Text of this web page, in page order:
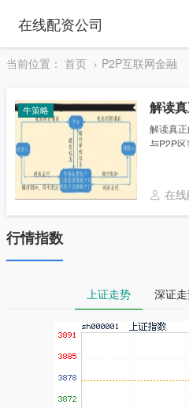
在线配资公司
当前位置： 首页 P2P互联网金融
牛策略
解读真
与P2P
资或放
资......
在
行情指数
上证走势 深证